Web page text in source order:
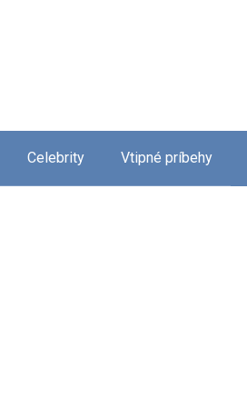
Celebrity Vtipné príbehy